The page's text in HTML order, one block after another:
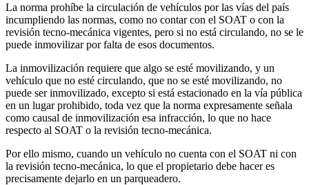
La norma prohíbe la circulación de vehículos por las vías del país
incumpliendo las normas, como no contar con el SOAT o con la
revisión tecno-mecánica vigentes, pero si no está circulando, no se le
puede inmovilizar por falta de esos documentos.
La inmovilización requiere que algo se esté movilizando, y un
vehículo que no esté circulando, que no se esté movilizando, no
puede ser inmovilizado, excepto si está estacionado en la vía pública
en un lugar prohibido, toda vez que la norma expresamente señala
como causal de inmovilización esa infracción, lo que no hace
respecto al SOAT o la revisión tecno-mecánica.
Por ello mismo, cuando un vehículo no cuenta con el SOAT ni con
la revisión tecno-mecánica, lo que el propietario debe hacer es
precisamente dejarlo en un parqueadero.